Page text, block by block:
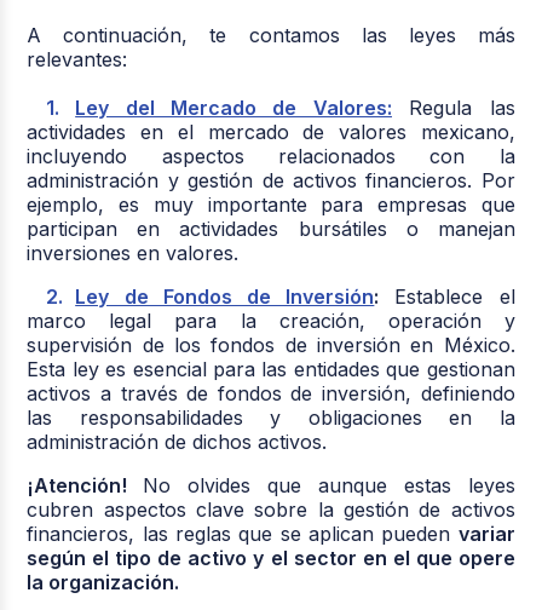
A continuación, te contamos las leyes más
relevantes:​
Ley del Mercado de Valores: Regula las
actividades en el mercado de valores mexicano,
incluyendo aspectos relacionados con la
administración y gestión de activos financieros. Por
ejemplo, es muy importante para empresas que
participan en actividades bursátiles o manejan
inversiones en valores. ​
Ley de Fondos de Inversión: Establece el
marco legal para la creación, operación y
supervisión de los fondos de inversión en México.
Esta ley es esencial para las entidades que gestionan
activos a través de fondos de inversión, definiendo
las responsabilidades y obligaciones en la
administración de dichos activos.
¡Atención! No olvides que aunque estas leyes
cubren aspectos clave sobre la gestión de activos
financieros, las reglas que se aplican pueden variar
según el tipo de activo y el sector en el que opere
la organización.